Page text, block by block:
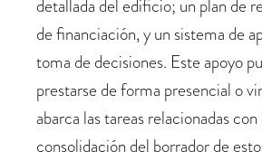
detallada del edificio; un plan de
de financiación, y un sistema de
toma de decisiones. Este apoyo
prestarse de forma presencial o
abarca las tareas relacionadas con
consolidación del borrador de